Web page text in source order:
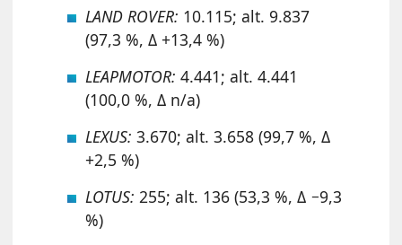
LAND ROVER: 10.115; alt. 9.837
(97,3 %, Δ +13,4 %)
LEAPMOTOR: 4.441; alt. 4.441
(100,0 %, Δ n/a)
LEXUS: 3.670; alt. 3.658 (99,7 %, Δ
+2,5 %)
LOTUS: 255; alt. 136 (53,3 %, Δ −9,3
%)